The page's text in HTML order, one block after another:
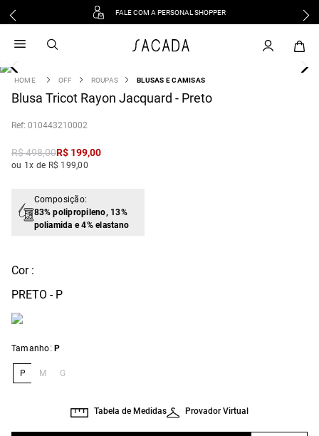
FALE COM A PERSONAL SHOPPER
OFF ROUPAS BLUSAS E CAMISAS
Blusa Tricot Rayon Jacquard - Preto
: 010443210002
R$498,00R$ 199,00
ou 1x de R$ 199,00
Composição:
83% polipropileno, 13%
poliamida e 4% elastano
Cor :
PRETO - P
Tamanho: P
P M G
Provador Virtual
Tabela de Medidas
vestido
3 º blusa
º tricot
º macacão
jeans
º vestido curto